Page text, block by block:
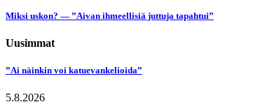
Miksi uskon? — ”Aivan ihmeellisiä juttuja tapahtui”
Uusimmat
”Ai näinkin voi katuevankelioida”
5.8.2026